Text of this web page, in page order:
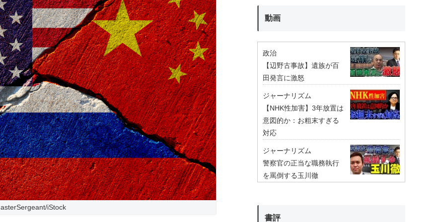
iStock
動画
政治
【辺野古事故】遺族が百
田発言に激怒
ジャーナリズム
【NHK性加害】3年放置は
意図的か：お粗末すぎる
対応
ジャーナリズム
警察官の正当な職務執行
を罵倒する玉川徹
書評